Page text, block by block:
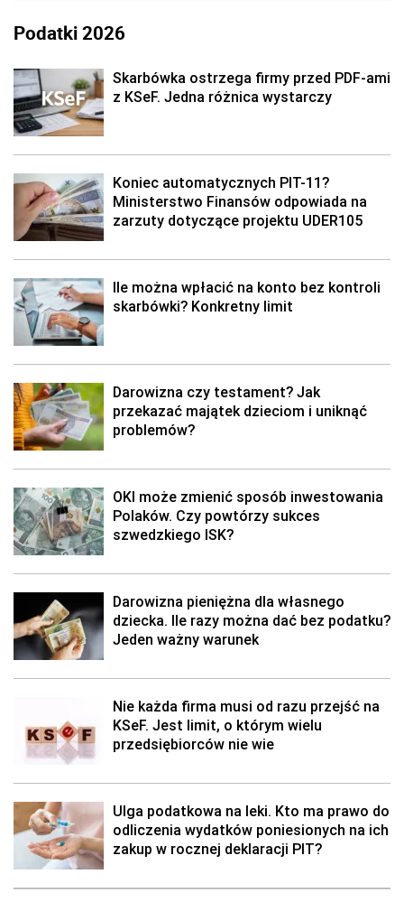
Podatki 2026
Skarbówka ostrzega firmy przed PDF-ami
z KSeF. Jedna różnica wystarczy
Koniec automatycznych PIT-11?
Ministerstwo Finansów odpowiada na
zarzuty dotyczące projektu UDER105
Ile można wpłacić na konto bez kontroli
skarbówki? Konkretny limit
Darowizna czy testament? Jak
przekazać majątek dzieciom i uniknąć
problemów?
OKI może zmienić sposób inwestowania
Polaków. Czy powtórzy sukces
szwedzkiego ISK?
Darowizna pieniężna dla własnego
dziecka. Ile razy można dać bez podatku?
Jeden ważny warunek
Nie każda firma musi od razu przejść na
KSeF. Jest limit, o którym wielu
przedsiębiorców nie wie
Ulga podatkowa na leki. Kto ma prawo do
odliczenia wydatków poniesionych na ich
zakup w rocznej deklaracji PIT?